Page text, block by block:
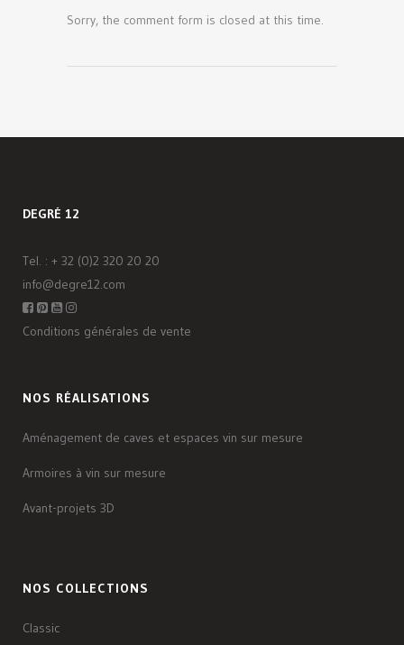
Sorry, the comment form is closed at this time.
DEGRÉ 12
Tel. : + 32 (0)2 320 20 20
info@degre12.com
Conditions générales de vente
NOS RÉALISATIONS
Aménagement de caves et espaces vin sur mesure
Armoires à vin sur mesure
Avant-projets 3D
NOS COLLECTIONS
Classic